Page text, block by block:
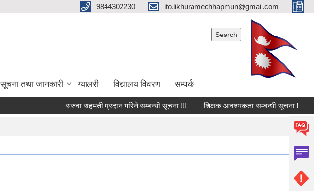
9844302230 ito.likhuramechhapmun@gmail.com
सूचना तथा जानकारी ग्यालरी विद्यालय विवरण सम्पर्क
सरुवा सहमती प्रदान गरिने सम्बन्धी सूचना !!! शिक्षक आवश्यकता सम्बन्धी सूचना !